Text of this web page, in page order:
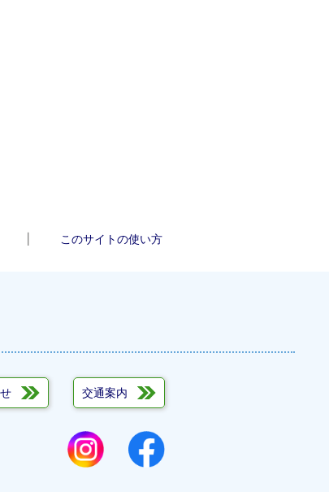
このサイトの使い方
交通案内